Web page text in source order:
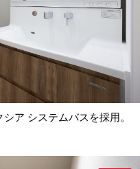
ア システムバスを採用。